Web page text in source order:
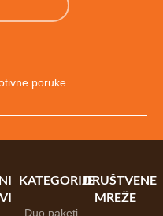
poruke.
KATEGORIJE
Duo paketi
DRUŠTVENE
MREŽE